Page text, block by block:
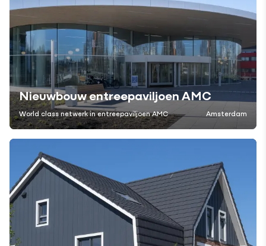
Nieuwbouw entreepaviljoen AMC
World class netwerk in entreepaviljoen AMC Amsterdam